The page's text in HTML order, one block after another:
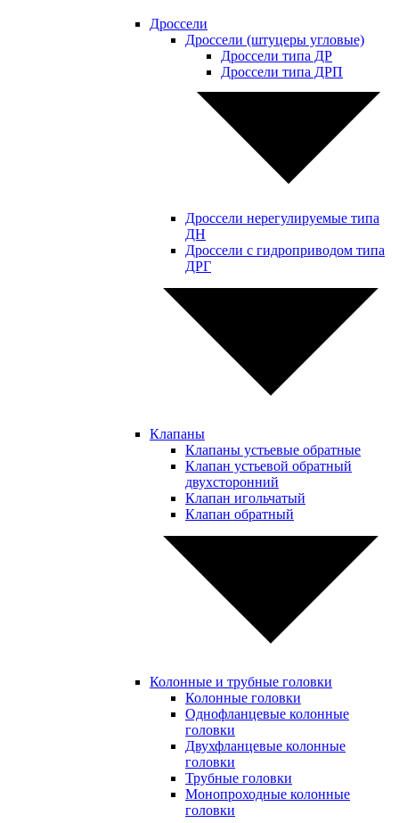
Дроссели
Дроссели (штуцеры угловые)
Дроссели типа ДР
Дроссели типа ДРП
Дроссели нерегулируемые типа
ДН
Дроссели с гидроприводом типа
ДРГ
Клапаны
Клапаны устьевые обратные
Клапан устьевой обратный
двухсторонний
Клапан игольчатый
Клапан обратный
Колонные и трубные головки
Колонные головки
Однофланцевые колонные
головки
Двухфланцевые колонные
головки
Трубные головки
Монопроходные колонные
головки